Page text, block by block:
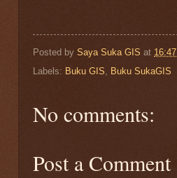
Posted by Saya Suka GIS at 16:47
Labels: Buku GIS, Buku SukaGIS
No comments:
Post a Comment